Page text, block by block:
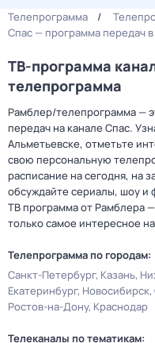
Телепрограмма
Спас — программа передач
ТВ-программа
телепрограмма
Рамблер/телепрограмма —
передач на канале Спас.
Альметьевске, отметьте
свою персональную
расписание на сегодня, на
обсуждайте сериалы, шоу и
ТВ программа от Рамблера
только самое интересное
Телепрограмма по городам:
Санкт-Петербург Казань
Екатеринбург Новосибирск
Ростов-на-Дону Краснодар
Телеканалы по тематикам: